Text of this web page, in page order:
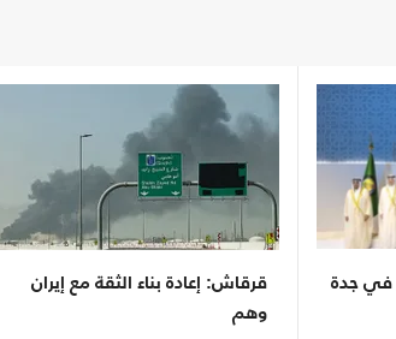
في جدة
قرقاش: إعادة بناء الثقة مع إيران
وهم